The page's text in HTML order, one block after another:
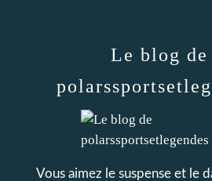
Le blog de
Vous aimez le suspense et le